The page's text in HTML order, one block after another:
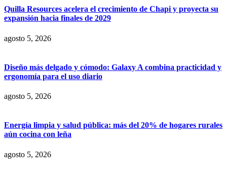
Quilla Resources acelera el crecimiento de Chapi y proyecta su
expansión hacia finales de 2029
agosto 5, 2026
Diseño más delgado y cómodo: Galaxy A combina practicidad y
ergonomía para el uso diario
agosto 5, 2026
Energía limpia y salud pública: más del 20% de hogares rurales
aún cocina con leña
agosto 5, 2026